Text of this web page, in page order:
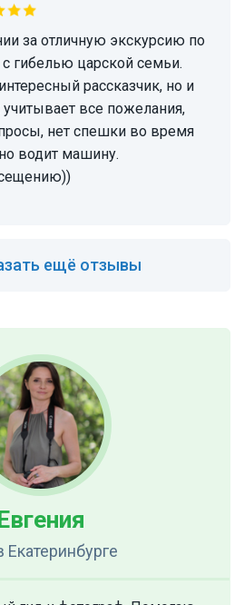
гибелью царской семьи.
рассказчик, но и
все пожелания,
нет спешки во время
водит машину.
ещё отзывы
Екатеринбурге